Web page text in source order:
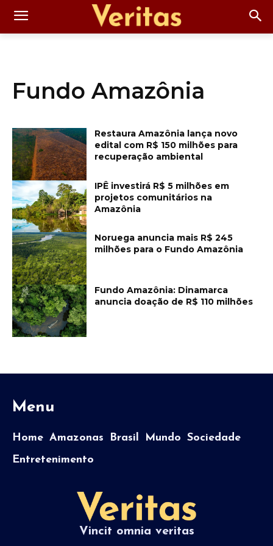
Fundo Amazônia
Restaura Amazônia lança novo
edital com R$ 150 milhões para
recuperação ambiental
IPÊ investirá R$ 5 milhões em
projetos comunitários na
Amazônia
Noruega anuncia mais R$ 245
milhões para o Fundo Amazônia
Fundo Amazônia: Dinamarca
anuncia doação de R$ 110 milhões
Menu
Home Amazonas Brasil Mundo Sociedade
Entretenimento
Vincit omnia veritas